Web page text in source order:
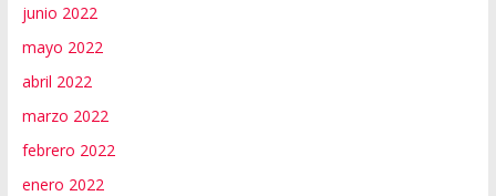
junio 2022
mayo 2022
abril 2022
marzo 2022
febrero 2022
enero 2022